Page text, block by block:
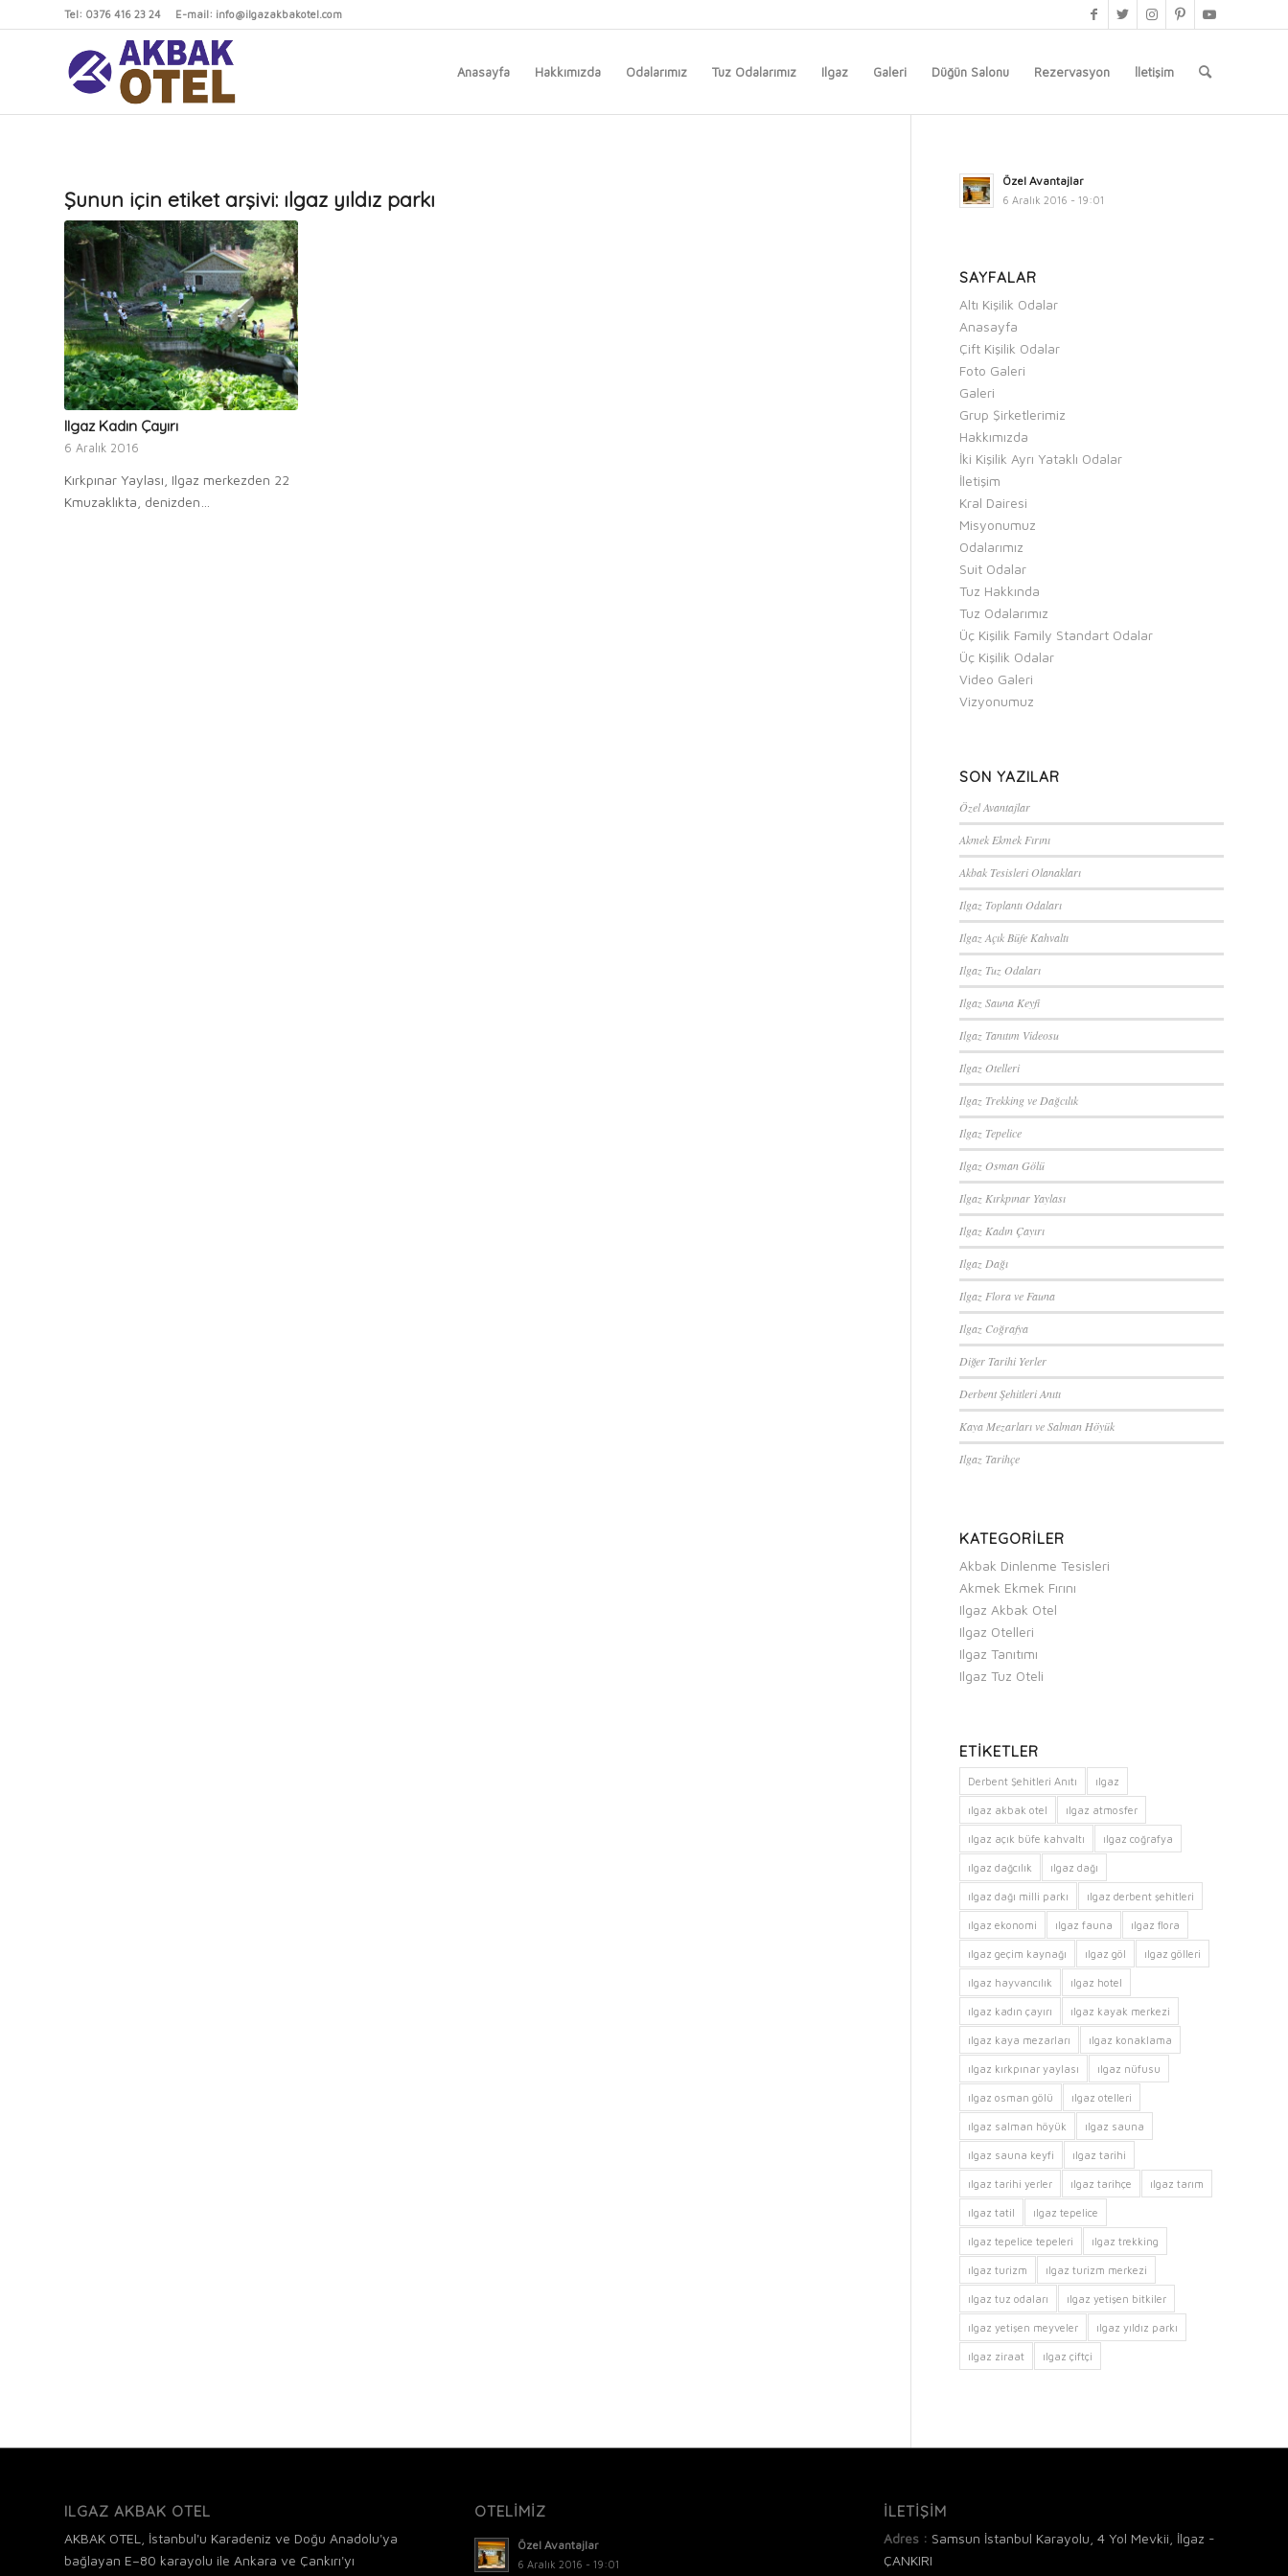
Tel: 0376 416 23 24 E-mail: info@ilgazakbakotel.com
Anasayfa Hakkımızda Odalarımız Tuz Odalarımız Ilgaz Galeri Düğün Salonu Rezervasyon İletişim
Şunun için etiket arşivi: ılgaz yıldız parkı
Ilgaz Kadın Çayırı
6 Aralık 2016
Kırkpınar Yaylası, Ilgaz merkezden 22
Kmuzaklıkta, denizden…
Özel Avantajlar
6 Aralık 2016 - 19:01
SAYFALAR
Altı Kişilik Odalar
Anasayfa
Çift Kişilik Odalar
Foto Galeri
Galeri
Grup Şirketlerimiz
Hakkımızda
İki Kişilik Ayrı Yataklı Odalar
İletişim
Kral Dairesi
Misyonumuz
Odalarımız
Suit Odalar
Tuz Hakkında
Tuz Odalarımız
Üç Kişilik Family Standart Odalar
Üç Kişilik Odalar
Video Galeri
Vizyonumuz
SON YAZILAR
Özel Avantajlar
Akmek Ekmek Fırını
Akbak Tesisleri Olanakları
Ilgaz Toplantı Odaları
Ilgaz Açık Büfe Kahvaltı
Ilgaz Tuz Odaları
Ilgaz Sauna Keyfi
Ilgaz Tanıtım Videosu
Ilgaz Otelleri
Ilgaz Trekking ve Dağcılık
Ilgaz Tepelice
Ilgaz Osman Gölü
Ilgaz Kırkpınar Yaylası
Ilgaz Kadın Çayırı
Ilgaz Dağı
Ilgaz Flora ve Fauna
Ilgaz Coğrafya
Diğer Tarihi Yerler
Derbent Şehitleri Anıtı
Kaya Mezarları ve Salman Höyük
Ilgaz Tarihçe
KATEGORILER
Akbak Dinlenme Tesisleri
Akmek Ekmek Fırını
Ilgaz Akbak Otel
Ilgaz Otelleri
Ilgaz Tanıtımı
Ilgaz Tuz Oteli
ETIKETLER
Derbent Şehitleri Anıtı ılgaz
ılgaz akbak otel ılgaz atmosfer
ılgaz açık büfe kahvaltı ılgaz coğrafya
ılgaz dağcılık ılgaz dağı
ılgaz dağı milli parkı ılgaz derbent şehitleri
ılgaz ekonomi ılgaz fauna ılgaz flora
ılgaz geçim kaynağı ılgaz göl ılgaz gölleri
ılgaz hayvancılık ılgaz hotel
ılgaz kadın çayırı ılgaz kayak merkezi
ılgaz kaya mezarları ılgaz konaklama
ılgaz kırkpınar yaylası ılgaz nüfusu
ılgaz osman gölü ılgaz otelleri
ılgaz salman höyük ılgaz sauna
ılgaz sauna keyfi ılgaz tarihi
ılgaz tarihi yerler ılgaz tarihçe ılgaz tarım
ılgaz tatil ılgaz tepelice
ılgaz tepelice tepeleri ılgaz trekking
ılgaz turizm ılgaz turizm merkezi
ılgaz tuz odaları ılgaz yetişen bitkiler
ılgaz yetişen meyveler ılgaz yıldız parkı
ılgaz ziraat ılgaz çiftçi
ILGAZ AKBAK OTEL
AKBAK OTEL, İstanbul'u Karadeniz ve Doğu Anadolu'ya
bağlayan E–80 karayolu ile Ankara ve Çankırı'yı
OTELİMİZ
Özel Avantajlar
6 Aralık 2016 - 19:01
İLETİŞİM
Adres : Samsun İstanbul Karayolu, 4 Yol Mevkii, İlgaz -
ÇANKIRI